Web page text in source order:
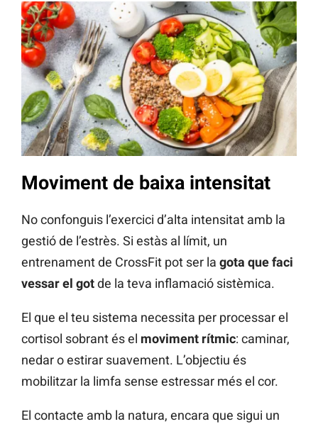
Moviment de baixa intensitat
No confonguis l’exercici d’alta intensitat amb la
gestió de l’estrès. Si estàs al límit, un
entrenament de CrossFit pot ser la gota que faci
vessar el gotde la teva inflamació sistèmica.
El que el teu sistema necessita per processar el
cortisol sobrant és el moviment rítmic: caminar,
nedar o estirar suavement. L’objectiu és
mobilitzar la limfa sense estressar més el cor.
El contacte amb la natura, encara que sigui un